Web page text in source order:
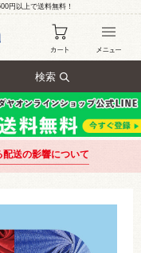
円以上で送料無料！
検索
配送の影響について